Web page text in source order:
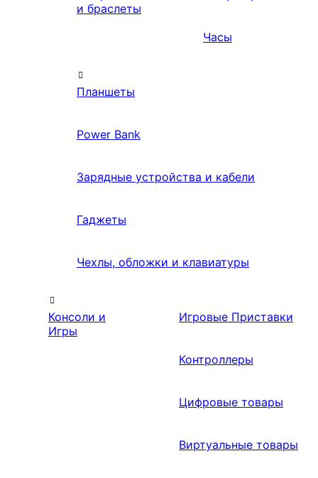
и браслеты
Часы
Планшеты
Power Bank
Зарядные устройства и кабели
Гаджеты
Чехлы, обложки и клавиатуры
Консоли и
Игры
Игровые Приставки
Контроллеры
Цифровые товары
Виртуальные товары